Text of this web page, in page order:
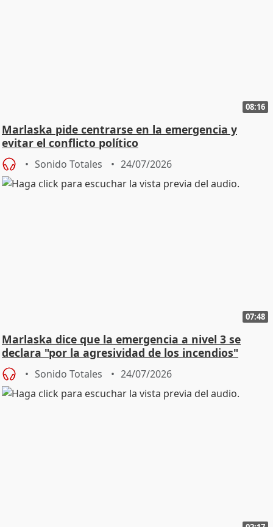
08:16
Marlaska pide centrarse en la emergencia y
evitar el conflicto político
Sonido Totales 24/07/2026
07:48
Marlaska dice que la emergencia a nivel 3 se
declara "por la agresividad de los incendios"
Sonido Totales 24/07/2026